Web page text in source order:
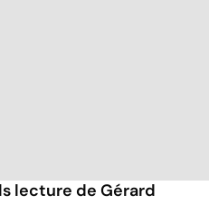
lecture de Gérard